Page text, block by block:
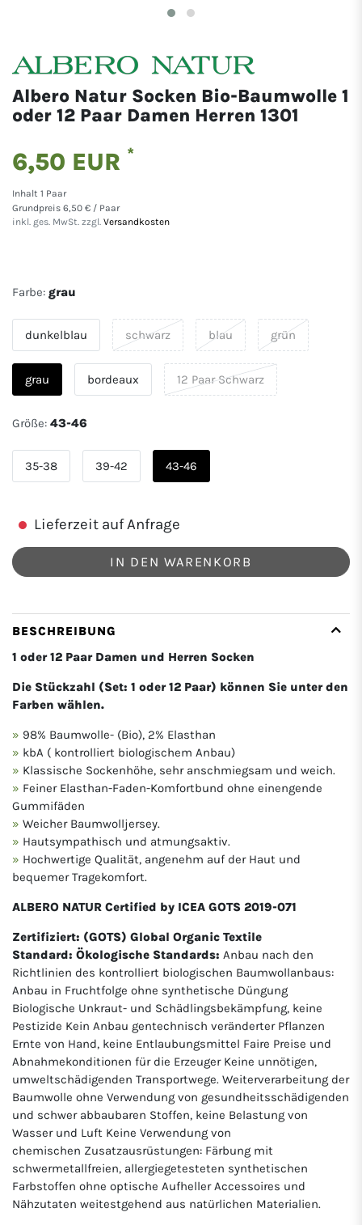
Albero Natur Socken Bio-Baumwolle 1
oder 12 Paar Damen Herren 1301
6,50 EUR *
Inhalt 1 Paar
Grundpreis 6,50 € / Paar
inkl. ges. MwSt. zzgl. Versandkosten
Farbe: grau
dunkelblau schwarz blau grün
grau bordeaux 12 Paar Schwarz
Größe: 43-46
35-38 39-42 43-46
Lieferzeit auf Anfrage
IN DEN WARENKORB
BESCHREIBUNG
1 oder 12 Paar Damen und Herren Socken
Die Stückzahl (Set: 1 oder 12 Paar) können Sie unter den
Farben wählen.
98% Baumwolle- (Bio), 2% Elasthan
kbA ( kontrolliert biologischem Anbau)
Klassische Sockenhöhe, sehr anschmiegsam und weich.
Feiner Elasthan-Faden-Komfortbund ohne einengende
Gummifäden
Weicher Baumwolljersey.
Hautsympathisch und atmungsaktiv.
Hochwertige Qualität, angenehm auf der Haut und
bequemer Tragekomfort.
ALBERO NATUR Certified by ICEA GOTS 2019-071
Zertifiziert: (GOTS) Global Organic Textile
Standard: Ökologische Standards: Anbau nach den
Richtlinien des kontrolliert biologischen Baumwollanbaus:
Anbau in Fruchtfolge ohne synthetische Düngung
Biologische Unkraut- und Schädlingsbekämpfung, keine
Pestizide Kein Anbau gentechnisch veränderter Pflanzen
Ernte von Hand, keine Entlaubungsmittel Faire Preise und
Abnahmekonditionen für die Erzeuger Keine unnötigen,
umweltschädigenden Transportwege. Weiterverarbeitung der
Baumwolle ohne Verwendung von gesundheitsschädigenden
und schwer abbaubaren Stoffen, keine Belastung von
Wasser und Luft Keine Verwendung von
chemischen Zusatzausrüstungen: Färbung mit
schwermetallfreien, allergiegetesteten synthetischen
Farbstoffen ohne optische Aufheller Accessoires und
Nähzutaten weitestgehend aus natürlichen Materialien.